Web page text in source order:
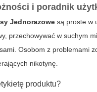
i poradnik
Jednorazowe są proste w
przechowywać w suchym
Osobom z problemami
nikotynę.
produktu?